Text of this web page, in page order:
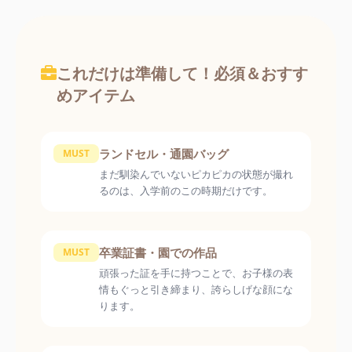
これだけは準備して！必須＆おすす
めアイテム
MUST ランドセル・通園バッグ
まだ馴染んでいないピカピカの状態が撮れ
るのは、入学前のこの時期だけです。
MUST 卒業証書・園での作品
頑張った証を手に持つことで、お子様の表
情もぐっと引き締まり、誇らしげな顔にな
ります。